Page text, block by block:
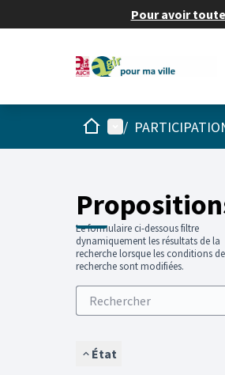
Pour avoir
AccueilMenu principal
/
Le formulaire ci-dessous filtre
dynamiquement les résultats de la
recherche lorsque les conditions de
recherche sont modifiées.
État